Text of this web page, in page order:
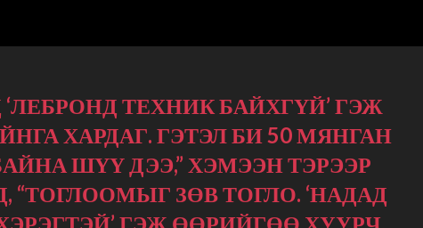
ТЕХНИК БАЙХГҮЙ’ ГЭЖ
ХАРДАГ. ГЭТЭЛ БИ 50 МЯНГАН
ШҮҮ ДЭЭ,” ХЭМЭЭН ТЭРЭЭР
ЗӨВ ТОГЛО. ‘НАДАД